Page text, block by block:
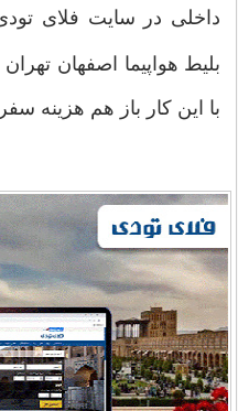
داخلی در سایت فلای
بلیط هواپیما اصفهان
با این کار باز هم هزینه